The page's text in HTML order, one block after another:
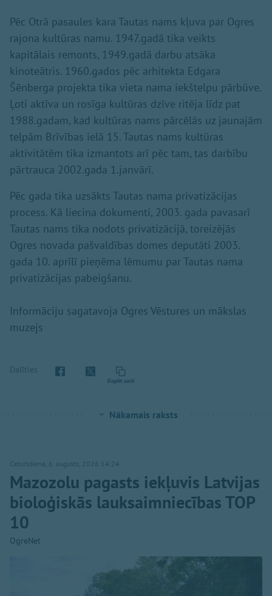
Pēc Otrā pasaules kara Tautas nams kļuva par Ogres
rajona kultūras namu. 1947.gadā tika veikts
kapitālais remonts, 1949.gadā darbu atsāka
kinoteātris. 1960.gados pēc arhitekta Edgara
Šēnberga projekta tika vieta nama iekštelpu pārbūve.
Ļoti aktīva un rosīga kultūras dzīve ritēja līdz pat
1988.gadam, kad kultūras nams pārcēlās uz jaunajām
telpām Brīvības ielā 15. Tautas nams kultūras
aktivitātēm tika izmantots arī pēc tam, tas darbību
pārtrauca 2002.gada 1.janvārī.
Pēc gada tika uzsākts Tautas nama privatizācijas
process. Kā liecina dokumenti, 2003. gada pavasarī
Tautas nams tika nodots privatizācijā, toreizējās
Ogres novada pašvaldības domes deputāti 2003.
gada 10. aprīlī pieņēma lēmumu par Tautas nama
privatizācijas pabeigšanu.
Informāciju sagatavoja Ogres Vēstures un mākslas
muzejs
Dalīties
Kopēt saiti
Nākamais raksts
Ceturtdiena, 6. augusts, 2026 14:24
Mazozolu pagasts iekļuvis Latvijas
bioloģiskās lauksaimniecības TOP
10
OgreNet